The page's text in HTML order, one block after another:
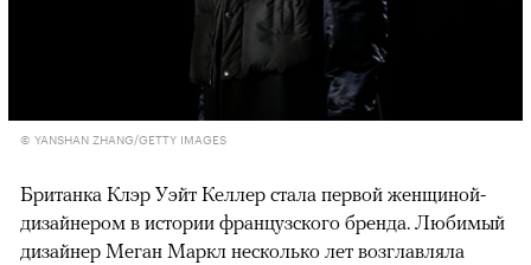
© YANSHAN ZHANG/GETTY IMAGES
Британка Клэр Уэйт Келлер стала первой женщиной-
дизайнером в истории французского бренда. Любимый
дизайнер Меган Маркл несколько лет возглавляла